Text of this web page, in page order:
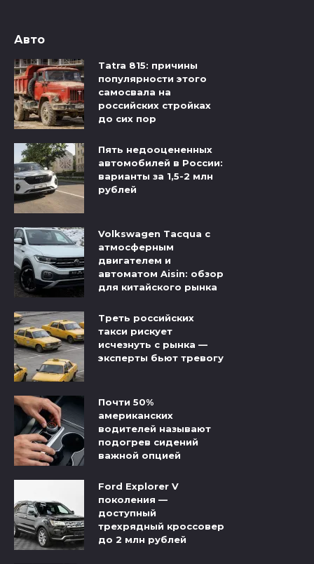
Авто
Tatra 815: причины
популярности этого
самосвала на
российских стройках
до сих пор
Пять недооцененных
автомобилей в России:
варианты за 1,5-2 млн
рублей
Volkswagen Tacqua с
атмосферным
двигателем и
автоматом Aisin: обзор
для китайского рынка
Треть российских
такси рискует
исчезнуть с рынка —
эксперты бьют тревогу
Почти 50%
американских
водителей называют
подогрев сидений
важной опцией
Ford Explorer V
поколения —
доступный
трехрядный кроссовер
до 2 млн рублей